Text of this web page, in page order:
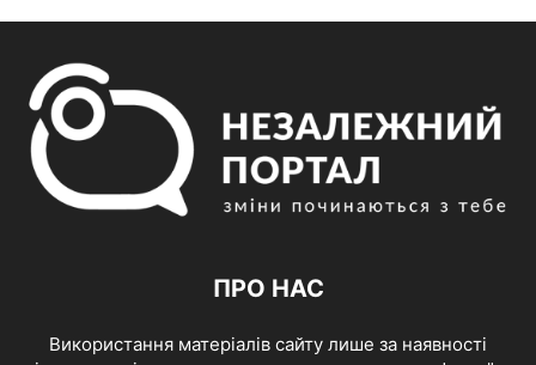
ПРО НАС
Використання матеріалів сайту лише за наявності